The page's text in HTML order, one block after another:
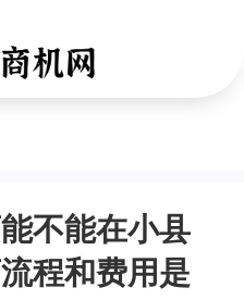
不能在小县
程和费用是